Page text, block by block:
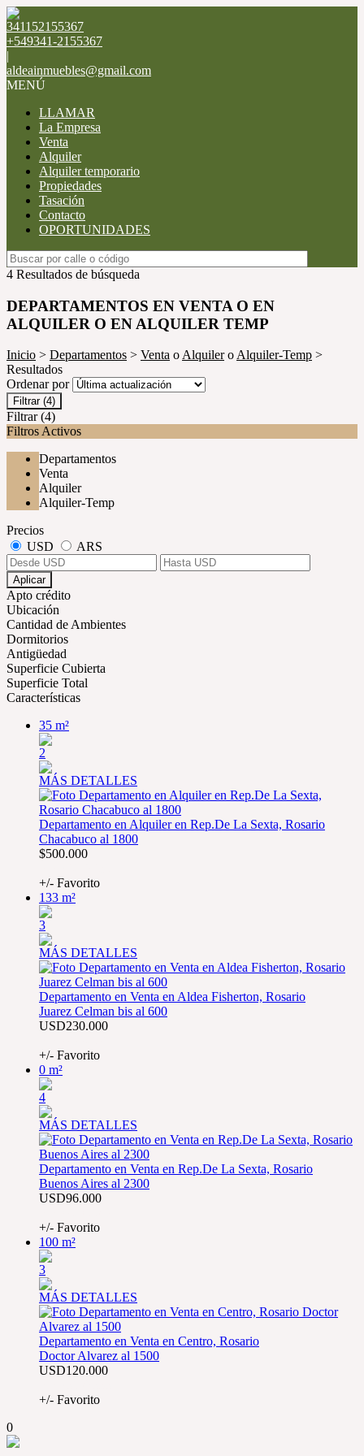
341152155367
+549341-2155367
|
aldeainmuebles@gmail.com
MENÚ
LLAMAR
La Empresa
Venta
Alquiler
Alquiler temporario
Propiedades
Tasación
Contacto
OPORTUNIDADES
4 Resultados de búsqueda
DEPARTAMENTOS EN VENTA O EN
ALQUILER O EN ALQUILER TEMP
Inicio > Departamentos > Venta oAlquileroAlquiler-Temp >
Resultados
Ordenar por
Filtrar (4)
Filtrar (4)
Filtros Activos
Departamentos
Venta
Alquiler
Alquiler-Temp
Precios
USD
ARS
Aplicar
Apto crédito
Ubicación
Cantidad de Ambientes
Dormitorios
Antigüedad
Superficie Cubierta
Superficie Total
Características
35 m²
2
MÁS DETALLES
Departamento en Alquiler en Rep.De La Sexta, Rosario
Chacabuco al 1800
$500.000
+/- Favorito
133 m²
3
MÁS DETALLES
Departamento en Venta en Aldea Fisherton, Rosario
Juarez Celman bis al 600
USD230.000
+/- Favorito
0 m²
4
MÁS DETALLES
Departamento en Venta en Rep.De La Sexta, Rosario
Buenos Aires al 2300
USD96.000
+/- Favorito
100 m²
3
MÁS DETALLES
Departamento en Venta en Centro, Rosario
Doctor Alvarez al 1500
USD120.000
+/- Favorito
0